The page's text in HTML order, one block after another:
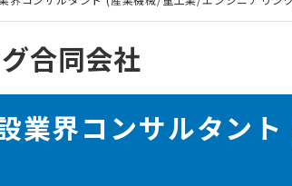
合同会社
業界コンサルタン